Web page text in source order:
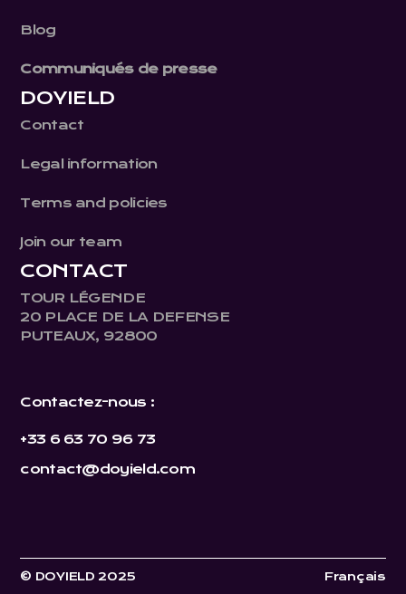
Blog
Communiqués de presse
DOYIELD
Contact
Legal information
Terms and policies
Join our team
CONTACT
TOUR LÉGENDE
20 PLACE DE LA DEFENSE
PUTEAUX, 92800
Contactez-nous :
+33 6 63 70 96 73
contact@doyield.com
© DOYIELD 2025 Français